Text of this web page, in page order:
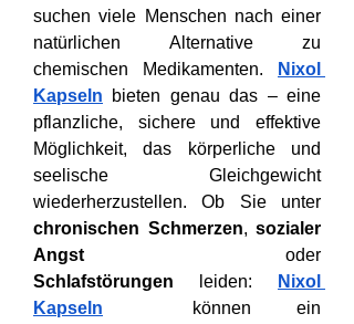
suchen viele Menschen nach einer
natürlichen Alternative zu
chemischen Medikamenten.
Nixol
Kapseln bieten genau das – eine
pflanzliche, sichere und effektive
Möglichkeit, das körperliche und
seelische Gleichgewicht
chronischen Schmerzen, sozialer
Angst
Schlafstörungen leiden:
Nixol
Kapseln können ein